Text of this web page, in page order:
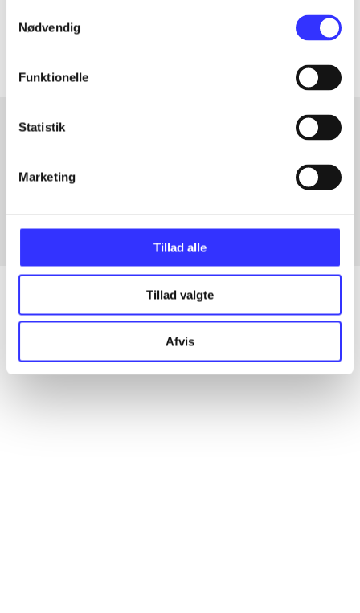
Nødvendig
Funktionelle
Statistik
Marketing
Tillad alle
Tillad valgte
Afvis
Artiklerne i
Fra
Alle registrerede artikler fordelt på udgivelser